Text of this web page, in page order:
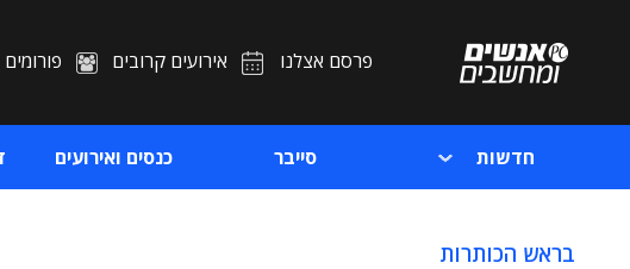
פרסם אצלנו אירועים קרובים פורומים
חדשות סייבר כנסים ואירועים
בראש הכותרות